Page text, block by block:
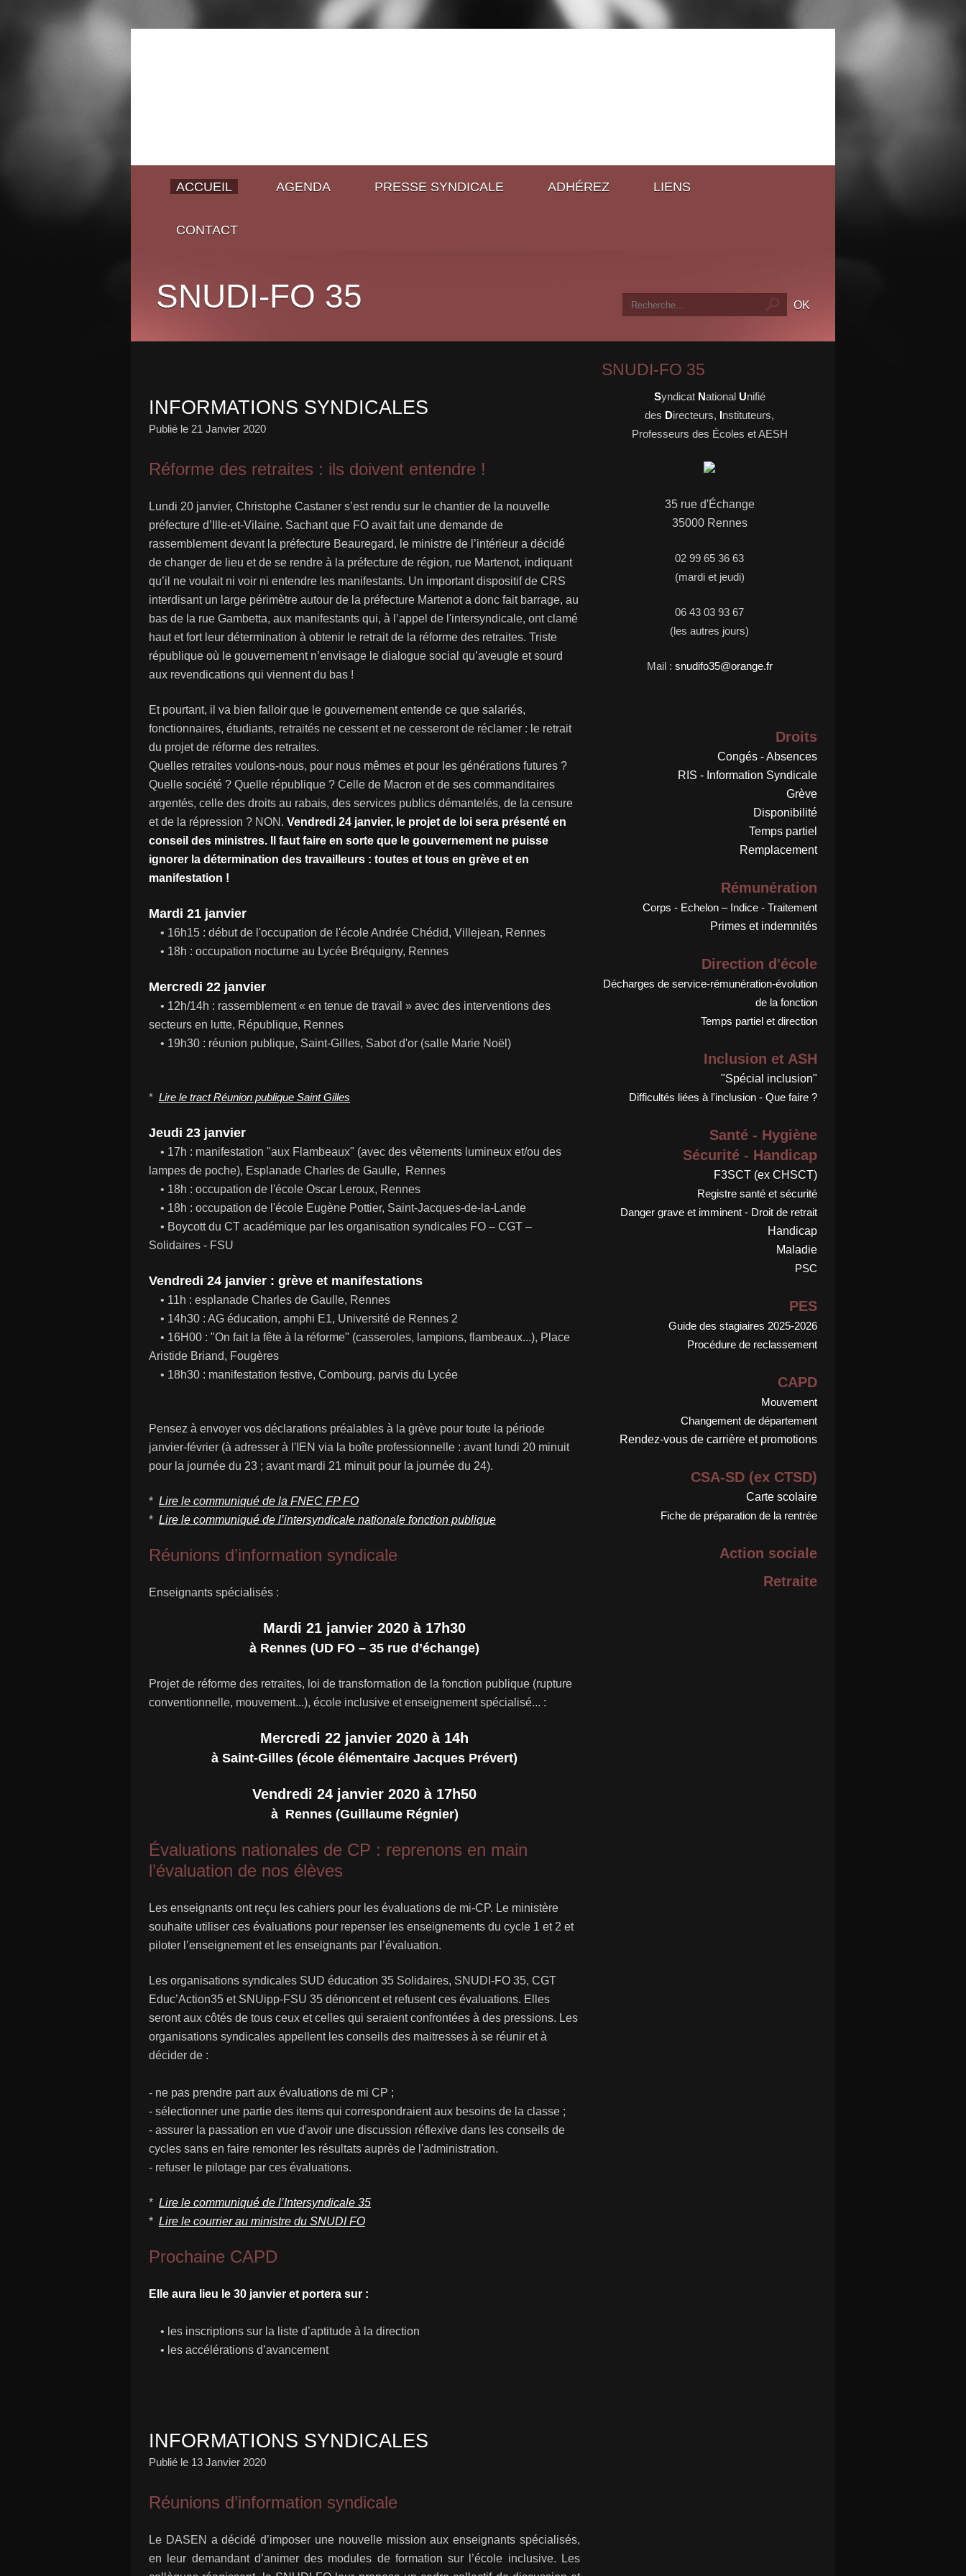
ACCUEIL AGENDA PRESSE SYNDICALE ADHÉREZ LIENS
CONTACT
SNUDI-FO 35
INFORMATIONS SYNDICALES
Publié le 21 Janvier 2020
Réforme des retraites : ils doivent entendre !
Lundi 20 janvier, Christophe Castaner s’est rendu sur le chantier de la nouvelle
préfecture d’Ille-et-Vilaine. Sachant que FO avait fait une demande de
rassemblement devant la préfecture Beauregard, le ministre de l’intérieur a décidé
de changer de lieu et de se rendre à la préfecture de région, rue Martenot, indiquant
qu’il ne voulait ni voir ni entendre les manifestants. Un important dispositif de CRS
interdisant un large périmètre autour de la préfecture Martenot a donc fait barrage, au
bas de la rue Gambetta, aux manifestants qui, à l’appel de l'intersyndicale, ont clamé
haut et fort leur détermination à obtenir le retrait de la réforme des retraites. Triste
république où le gouvernement n’envisage le dialogue social qu’aveugle et sourd
aux revendications qui viennent du bas !
Et pourtant, il va bien falloir que le gouvernement entende ce que salariés,
fonctionnaires, étudiants, retraités ne cessent et ne cesseront de réclamer : le retrait
du projet de réforme des retraites.
Quelles retraites voulons-nous, pour nous mêmes et pour les générations futures ?
Quelle société ? Quelle république ? Celle de Macron et de ses commanditaires
argentés, celle des droits au rabais, des services publics démantelés, de la censure
et de la répression ? NON. Vendredi 24 janvier, le projet de loi sera présenté en
conseil des ministres. Il faut faire en sorte que le gouvernement ne puisse
ignorer la détermination des travailleurs : toutes et tous en grève et en
manifestation !
Mardi 21 janvier
• 16h15 : début de l'occupation de l'école Andrée Chédid, Villejean, Rennes
• 18h : occupation nocturne au Lycée Bréquigny, Rennes
Mercredi 22 janvier
• 12h/14h : rassemblement « en tenue de travail » avec des interventions des
secteurs en lutte, République, Rennes
• 19h30 : réunion publique, Saint-Gilles, Sabot d'or (salle Marie Noël)
* Lire le tract Réunion publique Saint Gilles
Jeudi 23 janvier
• 17h : manifestation "aux Flambeaux" (avec des vêtements lumineux et/ou des
lampes de poche), Esplanade Charles de Gaulle, Rennes
• 18h : occupation de l'école Oscar Leroux, Rennes
• 18h : occupation de l'école Eugène Pottier, Saint-Jacques-de-la-Lande
• Boycott du CT académique par les organisation syndicales FO – CGT –
Solidaires - FSU
Vendredi 24 janvier : grève et manifestations
• 11h : esplanade Charles de Gaulle, Rennes
• 14h30 : AG éducation, amphi E1, Université de Rennes 2
• 16H00 : "On fait la fête à la réforme" (casseroles, lampions, flambeaux...), Place
Aristide Briand, Fougères
• 18h30 : manifestation festive, Combourg, parvis du Lycée
Pensez à envoyer vos déclarations préalables à la grève pour toute la période
janvier-février (à adresser à l'IEN via la boîte professionnelle : avant lundi 20 minuit
pour la journée du 23 ; avant mardi 21 minuit pour la journée du 24).
* Lire le communiqué de la FNEC FP FO
* Lire le communiqué de l’intersyndicale nationale fonction publique
Réunions d’information syndicale
Enseignants spécialisés :
Mardi 21 janvier 2020 à 17h30
à Rennes (UD FO – 35 rue d’échange)
Projet de réforme des retraites, loi de transformation de la fonction publique (rupture
conventionnelle, mouvement...), école inclusive et enseignement spécialisé... :
Mercredi 22 janvier 2020 à 14h
à Saint-Gilles (école élémentaire Jacques Prévert)
Vendredi 24 janvier 2020 à 17h50
à Rennes (Guillaume Régnier)
Évaluations nationales de CP : reprenons en main
l’évaluation de nos élèves
Les enseignants ont reçu les cahiers pour les évaluations de mi-CP. Le ministère
souhaite utiliser ces évaluations pour repenser les enseignements du cycle 1 et 2 et
piloter l’enseignement et les enseignants par l’évaluation.
Les organisations syndicales SUD éducation 35 Solidaires, SNUDI-FO 35, CGT
Educ’Action35 et SNUipp-FSU 35 dénoncent et refusent ces évaluations. Elles
seront aux côtés de tous ceux et celles qui seraient confrontées à des pressions. Les
organisations syndicales appellent les conseils des maitresses à se réunir et à
décider de :
- ne pas prendre part aux évaluations de mi CP ;
- sélectionner une partie des items qui correspondraient aux besoins de la classe ;
- assurer la passation en vue d'avoir une discussion réflexive dans les conseils de
cycles sans en faire remonter les résultats auprès de l'administration.
- refuser le pilotage par ces évaluations.
* Lire le communiqué de l’Intersyndicale 35
* Lire le courrier au ministre du SNUDI FO
Prochaine CAPD
Elle aura lieu le 30 janvier et portera sur :
• les inscriptions sur la liste d’aptitude à la direction
• les accélérations d’avancement
INFORMATIONS SYNDICALES
Publié le 13 Janvier 2020
Réunions d’information syndicale
Le DASEN a décidé d’imposer une nouvelle mission aux enseignants spécialisés,
en leur demandant d’animer des modules de formation sur l’école inclusive. Les
SNUDI-FO 35
Syndicat National Unifié
des Directeurs, Instituteurs,
Professeurs des Écoles et AESH
35 rue d'Échange
35000 Rennes
02 99 65 36 63
(mardi et jeudi)
06 43 03 93 67
(les autres jours)
Mail : snudifo35@orange.fr
Droits
Congés - Absences
RIS - Information Syndicale
Grève
Disponibilité
Temps partiel
Remplacement
Rémunération
Corps - Echelon – Indice - Traitement
Primes et indemnités
Direction d'école
Décharges de service-rémunération-évolution
de la fonction
Temps partiel et direction
Inclusion et ASH
"Spécial inclusion"
Difficultés liées à l'inclusion - Que faire ?
Santé - Hygiène
Sécurité - Handicap
F3SCT (ex CHSCT)
Registre santé et sécurité
Danger grave et imminent - Droit de retrait
Handicap
Maladie
PSC
PES
Guide des stagiaires 2025-2026
Procédure de reclassement
CAPD
Mouvement
Changement de département
Rendez-vous de carrière et promotions
CSA-SD (ex CTSD)
Carte scolaire
Fiche de préparation de la rentrée
Action sociale
Retraite